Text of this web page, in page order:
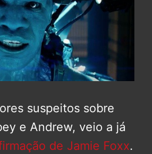
suspeitos sobre
e Andrew, veio a já
de Jamie Foxx.